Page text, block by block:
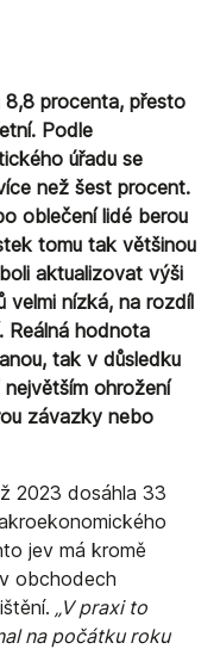
8,8 procenta, přesto
Podle
úřadu se
než šest procent.
oblečení lidé berou
tomu tak většinou
aktualizovat výši
velmi nízká, na rozdíl
Reálná hodnota
tak v důsledku
ohrožení
závazky nebo
2023 dosáhla 33
jev má kromě
obchodech
„V praxi to
na počátku roku